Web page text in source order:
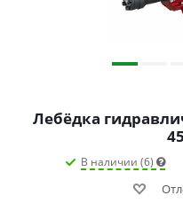
Лебёдка
В наличии (6)